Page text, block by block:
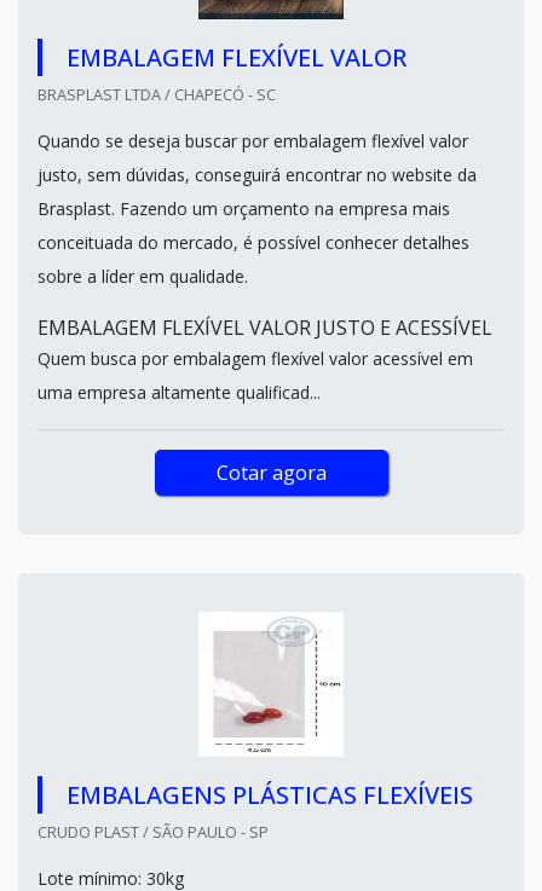
EMBALAGEM FLEXÍVEL VALOR
BRASPLAST LTDA / CHAPECÓ - SC
Quando se deseja buscar por embalagem flexível valor
justo, sem dúvidas, conseguirá encontrar no website da
Brasplast. Fazendo um orçamento na empresa mais
conceituada do mercado, é possível conhecer detalhes
sobre a líder em qualidade.
EMBALAGEM FLEXÍVEL VALOR JUSTO E ACESSÍVEL
Quem busca por embalagem flexível valor acessível em
uma empresa altamente qualificad...
Cotar agora
EMBALAGENS PLÁSTICAS FLEXÍVEIS
CRUDO PLAST / SÃO PAULO - SP
Lote mínimo: 30kg